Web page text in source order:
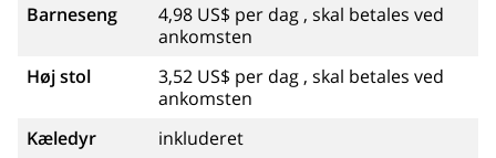
Barneseng
4,98 US$ per dag , skal betales ved
ankomsten
Høj stol
3,52 US$ per dag , skal betales ved
ankomsten
Kæledyr
inkluderet